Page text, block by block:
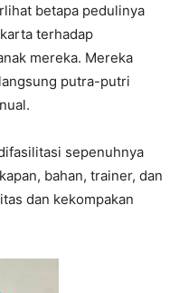
betapa pedulinya
terhadap
mereka. Mereka
putra-putri
sepenuhnya
bahan, trainer, dan
dan kekompakan